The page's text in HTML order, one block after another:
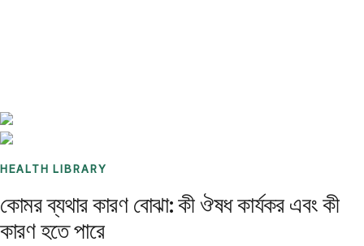
HEALTH LIBRARY
কোমর ব্যথার কারণ বোঝা: কী ঔষধ কার্যকর এবং কী
কারণ হতে পারে